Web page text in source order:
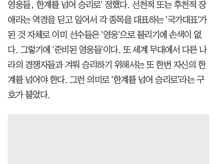
영웅들, 한계를 넘어 승리로' 정했다. 선천적 또는 후천적 장
애라는 역경을 딛고 일어서 각 종목을 대표하는 '국가대표'가
된 것 자체로 이미 선수들은 '영웅'으로 불리기에 손색이 없
다. 그렇기에 '준비된 영웅들'이다. 또 세계 무대에서 다른 나
라의 경쟁자들과 겨뤄 승리하기 위해서는 또 한번 자신의 한
계를 넘어야 한다. 그런 의미로 '한계를 넘어 승리로'라는 구
호가 붙었다.